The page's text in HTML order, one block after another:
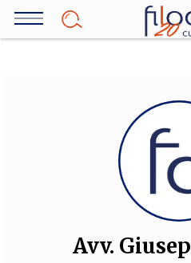
Salta
STORIA E
Avv.